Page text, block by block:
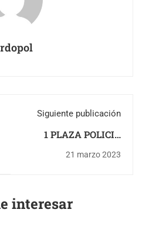
Siguiente publicación
1 PLAZA POLICIA
LOCAL EN PADUL
21 marzo 2023
interesar